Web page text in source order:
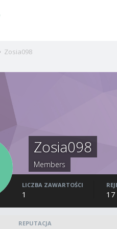
Zosia098
Zosia098
Members
LICZBA ZAWARTOŚCI
1
REPUTACJA